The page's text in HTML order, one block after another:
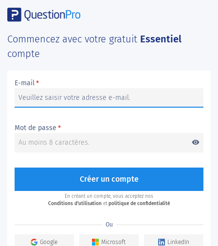
Commencez avec votre gratuit Essentiel
compte
E-mail*
Mot de passe *
visibility
Créer un compte
En créant un compte, vous acceptez nos
Conditions d'utilisation etpolitique de confidentialité
Ou
Google Microsoft LinkedIn